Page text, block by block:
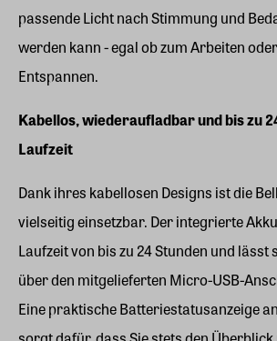
passende Licht nach Stimmung und
werden kann - egal ob zum Arbeiten
Entspannen.
Kabellos, wiederaufladbar und bis zu
Laufzeit
Dank ihres kabellosen Designs ist die
vielseitig einsetzbar. Der integrierte
Laufzeit von bis zu 24 Stunden und lässt
über den mitgelieferten Micro-USB-
Eine praktische Batteriestatusanzeige